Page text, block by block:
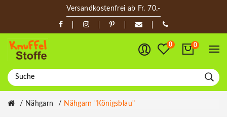
Versandkostenfrei ab Fr. 70.-
0 0
Nähgarn Nähgarn "königsblau"